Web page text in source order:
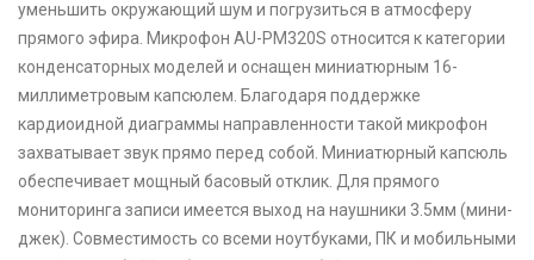
уменьшить окружающий шум и погрузиться в атмосферу
прямого эфира. Микрофон AU-PM320S относится к категории
конденсаторных моделей и оснащен миниатюрным 16-
миллиметровым капсюлем. Благодаря поддержке
кардиоидной диаграммы направленности такой микрофон
захватывает звук прямо перед собой. Миниатюрный капсюль
обеспечивает мощный басовый отклик. Для прямого
мониторинга записи имеется выход на наушники 3.5мм (мини-
джек). Совместимость со всеми ноутбуками, ПК и мобильными